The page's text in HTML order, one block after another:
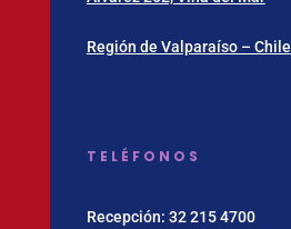
Región de Valparaíso – Chile
TELÉFONOS
Recepción: 32 215 4700